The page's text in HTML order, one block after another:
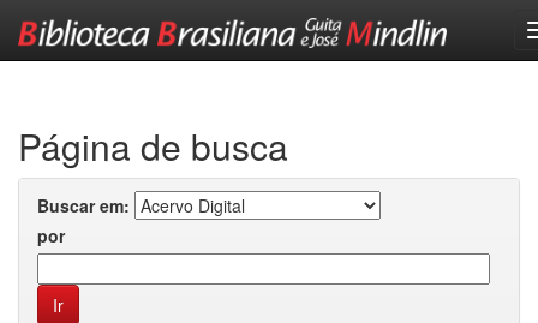
Página de busca
Buscar em:
por